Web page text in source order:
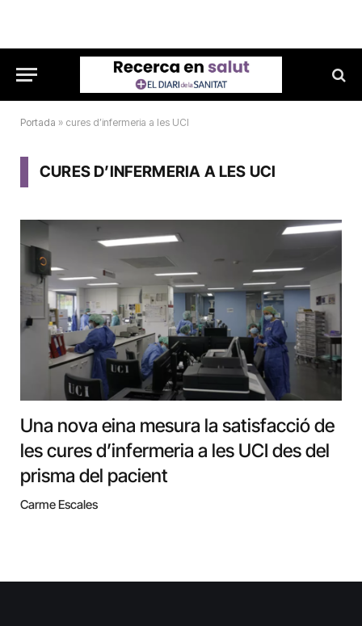
Portada » cures d’infermeria a les UCI
CURES D’INFERMERIA A LES UCI
Una nova eina mesura la satisfacció de
les cures d’infermeria a les UCI des del
prisma del pacient
Carme Escales